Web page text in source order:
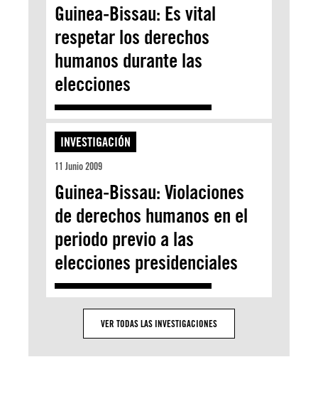
Guinea-Bissau: Es vital
respetar los derechos
humanos durante las
elecciones
INVESTIGACIÓN
11 Junio 2009
Guinea-Bissau: Violaciones
de derechos humanos en el
periodo previo a las
elecciones presidenciales
VER TODAS LAS INVESTIGACIONES